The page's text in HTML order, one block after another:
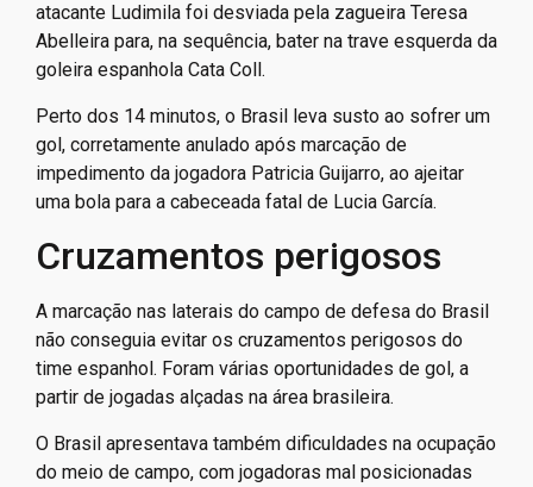
atacante Ludimila foi desviada pela zagueira Teresa
Abelleira para, na sequência, bater na trave esquerda da
goleira espanhola Cata Coll.
Perto dos 14 minutos, o Brasil leva susto ao sofrer um
gol, corretamente anulado após marcação de
impedimento da jogadora Patricia Guijarro, ao ajeitar
uma bola para a cabeceada fatal de Lucia García.
Cruzamentos perigosos
A marcação nas laterais do campo de defesa do Brasil
não conseguia evitar os cruzamentos perigosos do
time espanhol. Foram várias oportunidades de gol, a
partir de jogadas alçadas na área brasileira.
O Brasil apresentava também dificuldades na ocupação
do meio de campo, com jogadoras mal posicionadas